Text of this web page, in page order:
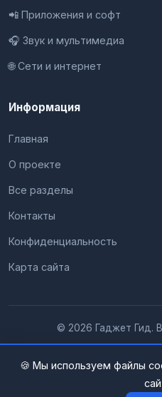
📲 Приложения и софт
🎧 Звук и мультимедиа
🌐 Сети и интернет
Информация
Главная
О проекте
Все разделы
Контакты
Конфиденциальность
Карта сайта
© 2026 Гаджет Гид.
🍪 Мы используем файлы